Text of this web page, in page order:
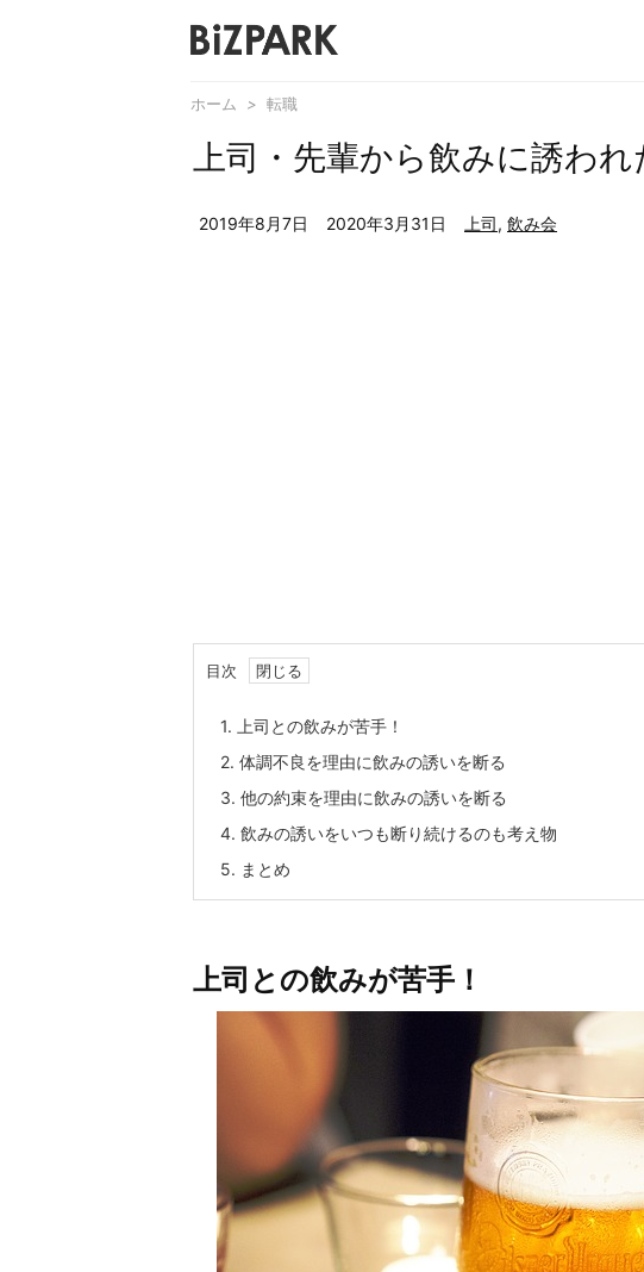
ホーム > 転職
上司・先輩から飲みに誘わ
2019年8月7日 2020年3月31日 上司, 飲み会
目次
1. 上司との飲みが苦手！
2. 体調不良を理由に飲みの誘いを断る
3. 他の約束を理由に飲みの誘いを断る
4. 飲みの誘いをいつも断り続けるのも考え物
5. まとめ
上司との飲みが苦手！